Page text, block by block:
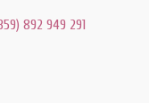
892 949 291